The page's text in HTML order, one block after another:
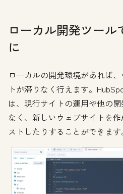
ローカル開発ツー
に
ローカルの開発環境があれば
トが滞りなく行えます。
は、現行サイトの運用や他の
なく、新しいウェブサイトを
ストしたりすることができます